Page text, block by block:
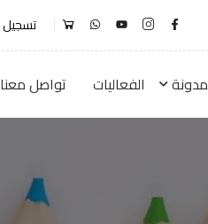
تسجيل
الفعاليات تواصل معنا